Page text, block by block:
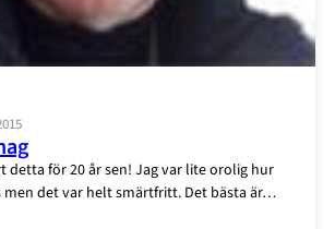
detta för 20 år sen! Jag var lite orolig hur
men det var helt smärtfritt. Det bästa är…